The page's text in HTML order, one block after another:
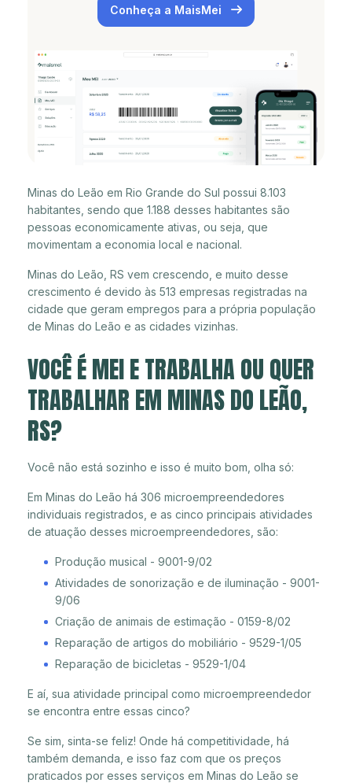
Conheça a MaisMei
Minas do Leão em Rio Grande do Sul possui 8.103
habitantes, sendo que 1.188 desses habitantes são
pessoas economicamente ativas, ou seja, que
movimentam a economia local e nacional.
Minas do Leão, RS vem crescendo, e muito desse
crescimento é devido às 513 empresas registradas na
cidade que geram empregos para a própria população
de Minas do Leão e as cidades vizinhas.
VOCÊ É MEI E TRABALHA OU QUER
TRABALHAR EM MINAS DO LEÃO,
RS?
Você não está sozinho e isso é muito bom, olha só:
Em Minas do Leão há 306 microempreendedores
individuais registrados, e as cinco principais atividades
de atuação desses microempreendedores, são:
Produção musical - 9001-9/02
Atividades de sonorização e de iluminação - 9001-
9/06
Criação de animais de estimação - 0159-8/02
Reparação de artigos do mobiliário - 9529-1/05
Reparação de bicicletas - 9529-1/04
E aí, sua atividade principal como microempreendedor
se encontra entre essas cinco?
Se sim, sinta-se feliz! Onde há competitividade, há
também demanda, e isso faz com que os preços
praticados por esses serviços em Minas do Leão se